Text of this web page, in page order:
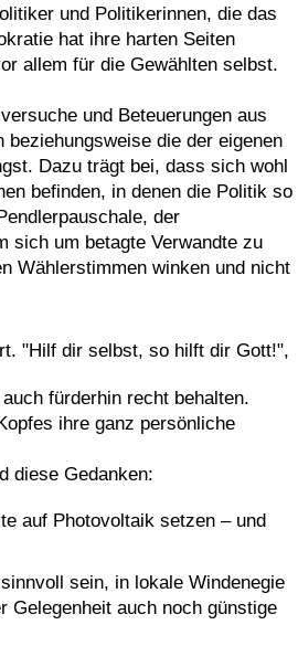
und Politikerinnen, die das
hat ihre harten Seiten
allem für die Gewählten selbst.
und Beteuerungen aus
die der eigenen
Dazu trägt bei, dass sich wohl
befinden, in denen die Politik so
der
sich um betagte Verwandte zu
Wählerstimmen winken und nicht
"Hilf dir selbst, so hilft dir Gott!",
fürderhin recht behalten.
ihre ganz persönliche
diese Gedanken:
auf Photovoltaik setzen – und
sein, in lokale Windenegie
auch noch günstige